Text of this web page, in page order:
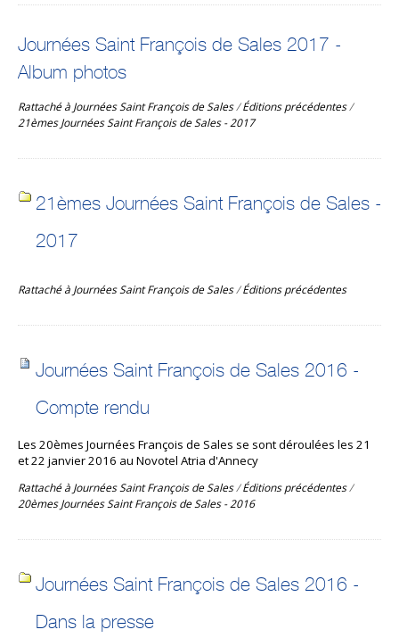
Journées Saint François de Sales 2017 -
Album photos
Rattaché à Journées Saint François de Sales/Éditions précédentes/
21èmes Journées Saint François de Sales - 2017
21èmes Journées Saint François de Sales -
2017
Rattaché à Journées Saint François de Sales/Éditions précédentes
Journées Saint François de Sales 2016 -
Compte rendu
Les 20èmes Journées François de Sales se sont déroulées les 21
et 22 janvier 2016 au Novotel Atria d'Annecy
Rattaché à Journées Saint François de Sales/Éditions précédentes/
20èmes Journées Saint François de Sales - 2016
Journées Saint François de Sales 2016 -
Dans la presse